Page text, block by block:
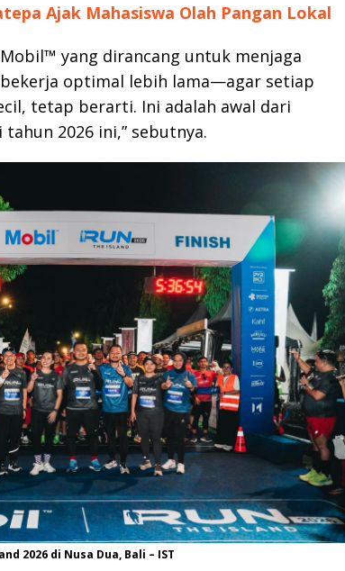
Ajak Mahasiswa Olah Pangan Lokal
yang dirancang untuk menjaga
optimal lebih lama—agar setiap
tetap berarti. Ini adalah awal dari
2026 ini,” sebutnya.
2026 di Nusa Dua, Bali – IST